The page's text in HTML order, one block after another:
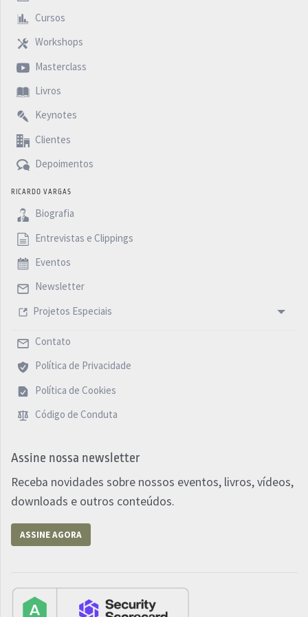
da Ucrânia muita força também para as pessoas na
Rússia de bem que também não estão vendo nenhum
Um abraço para vocês até a semana que vem com mais
um Five Minutes Podcast.
Cursos
Workshops
Masterclass
Livros
Keynotes
Clientes
Depoimentos
RICARDO VARGAS
Biografia
Entrevistas e Clippings
Eventos
Newsletter
Projetos Especiais
Contato
Política de Privacidade
Política de Cookies
Código de Conduta
Assine nossa newsletter
Receba novidades sobre nossos eventos, livros, vídeos,
downloads e outros conteúdos.
ASSINE AGORA